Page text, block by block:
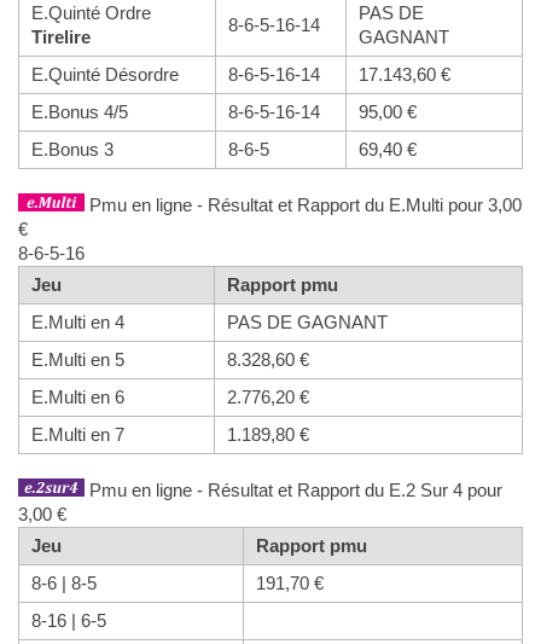
E.Quinté Ordre
Tirelire
8-6-5-16-14
PAS DE
GAGNANT
E.Quinté Désordre
8-6-5-16-14
17.143,60 €
E.Bonus 4/5
8-6-5-16-14
95,00 €
E.Bonus 3
8-6-5 69,40 €
Pmu en ligne - Résultat et Rapport du E.Multi pour 3,00
€
8-6-5-16
Jeu
Rapport pmu
E.Multi en 4
PAS DE GAGNANT
E.Multi en 5
8.328,60 €
E.Multi en 6
2.776,20 €
E.Multi en 7
1.189,80 €
Pmu en ligne - Résultat et Rapport du E.2 Sur 4 pour
3,00 €
Jeu
Rapport pmu
8-6 | 8-5
191,70 €
8-16 | 6-5